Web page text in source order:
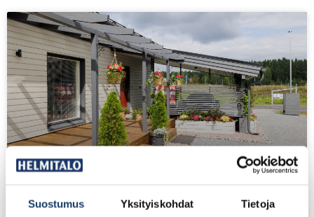
Suostumus Yksityiskohdat Tietoja
Helmitalon Urbaani Mummola 2.0